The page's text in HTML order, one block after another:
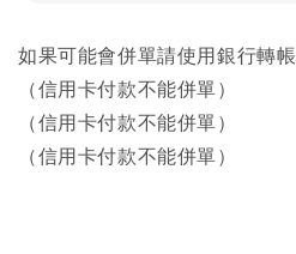
如果可能會併單請使用銀行轉帳
（信用卡付款不能併單）
（信用卡付款不能併單）
（信用卡付款不能併單）